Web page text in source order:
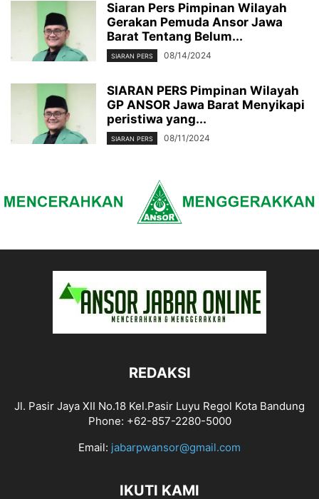
Siaran Pers Pimpinan Wilayah
Gerakan Pemuda Ansor Jawa
Barat Tentang Belum...
SIARAN PERS 08/14/2024
SIARAN PERS Pimpinan Wilayah
GP ANSOR Jawa Barat Menyikapi
peristiwa yang...
SIARAN PERS 08/11/2024
REDAKSI
Jl. Pasir Jaya XII No.18 Kel.Pasir Luyu Regol Kota Bandung
Phone: +62-857-2280-5000
Email: jabarpwansor@gmail.com
IKUTI KAMI